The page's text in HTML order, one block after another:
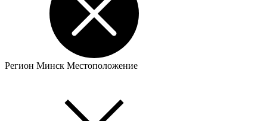
Регион Минск Местоположение